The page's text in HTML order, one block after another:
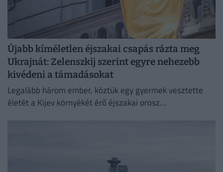
Újabb kíméletlen éjszakai csapás rázta meg
Ukrajnát: Zelenszkij szerint egyre nehezebb
kivédeni a támadásokat
Legalább három ember, köztük egy gyermek vesztette
életét a Kijev környékét érő éjszakai orosz